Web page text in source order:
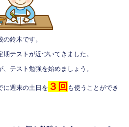
鈴木です。
テストが近づいてきました。
テスト勉強を始めましょう。
に週末の土日を ３回 も使うことができ